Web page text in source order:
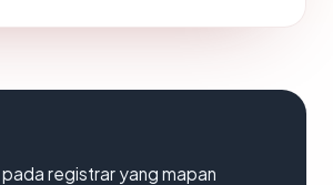
registrar yang mapan